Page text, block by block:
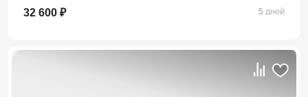
32 600 ₽ 5 дней